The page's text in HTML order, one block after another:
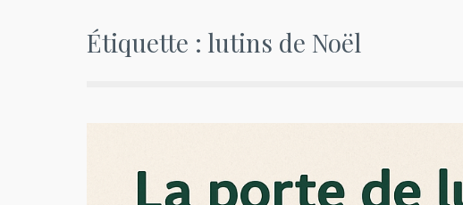
Étiquette : lutins de Noël